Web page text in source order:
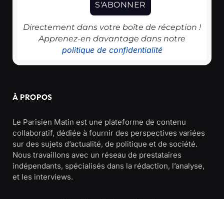
Directement dans votre boîte de réception !
Apprenez-en davantage dans notre
politique de confidentialité
À PROPOS
Le Parisien Matin est une plateforme de contenu
collaboratif, dédiée à fournir des perspectives variées
sur des sujets d’actualité, de politique et de société.
Nous travaillons avec un réseau de prestataires
indépendants, spécialisés dans la rédaction, l’analyse,
et les interviews.